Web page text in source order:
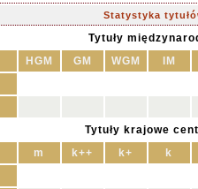
Statystyka
Tytuły
HGM
GM WGM IM
Tytuły krajowe
m
k++ k+ k